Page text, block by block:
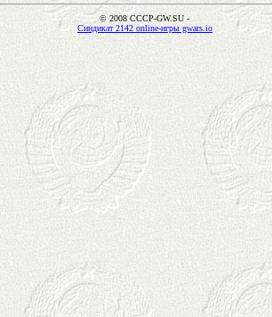
© 2008 CCCP-GW.SU -
Синдикат 2142 online-игры gwars.io